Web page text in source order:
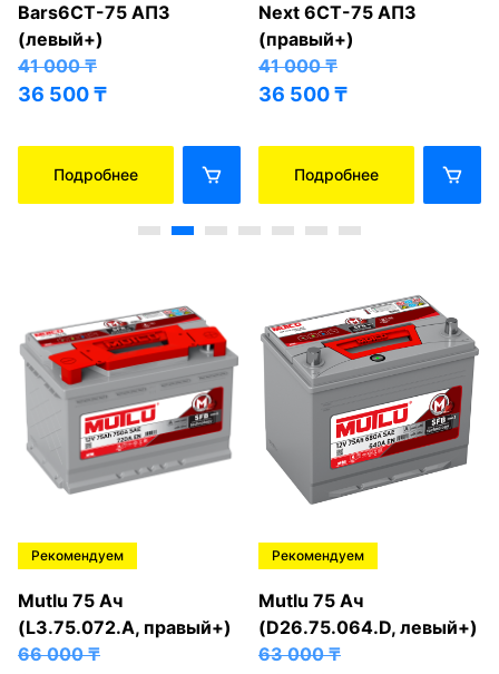
Bars6СТ-75 АПЗ
(левый+)
41 000₸
36 500₸
Подробнее
Next 6СТ-75 АПЗ
(правый+)
41 000₸
36 500₸
Подробнее
Рекомендуем
Mutlu 75 Ач
(L3.75.072.A, правый+)
66 000₸
Рекомендуем
Mutlu 75 Ач
(D26.75.064.D, левый+)
63 000₸